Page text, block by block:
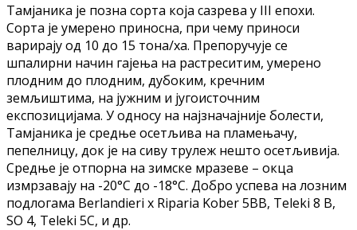
Тамјаника је позна сорта која сазрева у III епохи.
Сорта је умерено приносна, при чему приноси
варирају од 10 до 15 тона/ха. Препоручује се
шпалирни начин гајења на растреситим, умерено
плодним до плодним, дубоким, кречним
земљиштима, на јужним и југоисточним
експозицијама. У односу на најзначајније болести,
Тамјаника је средње осетљива на пламењачу,
пепелницу, док је на сиву трулеж нешто осетљивија.
Средње је отпорна на зимске мразеве – окца
измрзавају на -20°C до -18°C. Добро успева на лозним
подлогама Berlandieri x Riparia Kober 5BB, Teleki 8 B,
SO 4, Teleki 5C, и др.